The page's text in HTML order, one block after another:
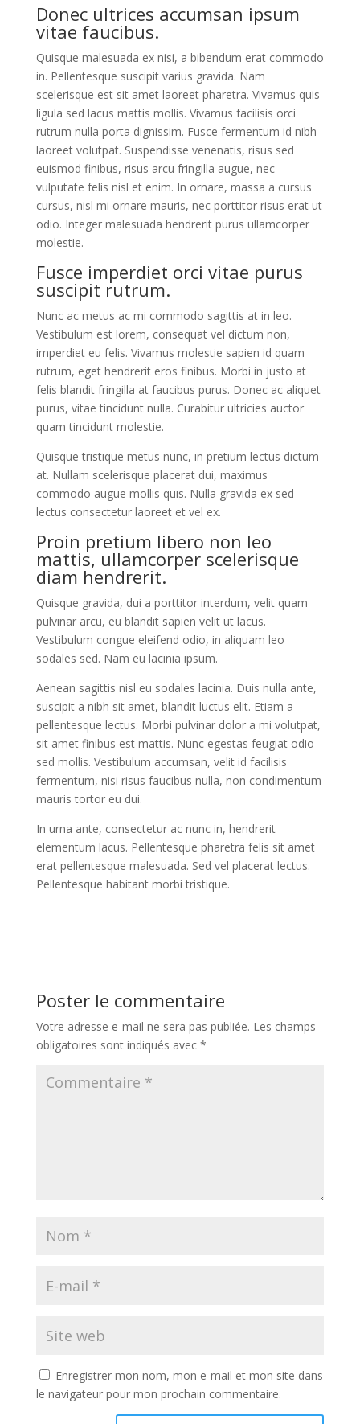
Donec ultrices accumsan ipsum
vitae faucibus.
Quisque malesuada ex nisi, a bibendum erat commodo
in. Pellentesque suscipit varius gravida. Nam
scelerisque est sit amet laoreet pharetra. Vivamus quis
ligula sed lacus mattis mollis. Vivamus facilisis orci
rutrum nulla porta dignissim. Fusce fermentum id nibh
laoreet volutpat. Suspendisse venenatis, risus sed
euismod finibus, risus arcu fringilla augue, nec
vulputate felis nisl et enim. In ornare, massa a cursus
cursus, nisl mi ornare mauris, nec porttitor risus erat ut
odio. Integer malesuada hendrerit purus ullamcorper
molestie.
Fusce imperdiet orci vitae purus
suscipit rutrum.
Nunc ac metus ac mi commodo sagittis at in leo.
Vestibulum est lorem, consequat vel dictum non,
imperdiet eu felis. Vivamus molestie sapien id quam
rutrum, eget hendrerit eros finibus. Morbi in justo at
felis blandit fringilla at faucibus purus. Donec ac aliquet
purus, vitae tincidunt nulla. Curabitur ultricies auctor
quam tincidunt molestie.
Quisque tristique metus nunc, in pretium lectus dictum
at. Nullam scelerisque placerat dui, maximus
commodo augue mollis quis. Nulla gravida ex sed
lectus consectetur laoreet et vel ex.
Proin pretium libero non leo
mattis, ullamcorper scelerisque
diam hendrerit.
Quisque gravida, dui a porttitor interdum, velit quam
pulvinar arcu, eu blandit sapien velit ut lacus.
Vestibulum congue eleifend odio, in aliquam leo
sodales sed. Nam eu lacinia ipsum.
Aenean sagittis nisl eu sodales lacinia. Duis nulla ante,
suscipit a nibh sit amet, blandit luctus elit. Etiam a
pellentesque lectus. Morbi pulvinar dolor a mi volutpat,
sit amet finibus est mattis. Nunc egestas feugiat odio
sed mollis. Vestibulum accumsan, velit id facilisis
fermentum, nisi risus faucibus nulla, non condimentum
mauris tortor eu dui.
In urna ante, consectetur ac nunc in, hendrerit
elementum lacus. Pellentesque pharetra felis sit amet
erat pellentesque malesuada. Sed vel placerat lectus.
Pellentesque habitant morbi tristique.
Poster le commentaire
Votre adresse e-mail ne sera pas publiée. Les champs
obligatoires sont indiqués avec *
Enregistrer mon nom, mon e-mail et mon site dans
le navigateur pour mon prochain commentaire.